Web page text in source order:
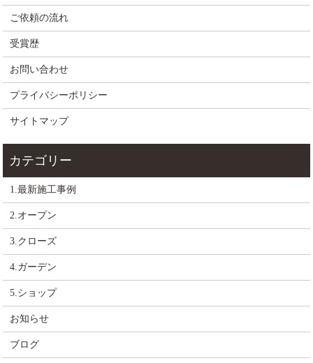
ご依頼の流れ
受賞歴
お問い合わせ
プライバシーポリシー
サイトマップ
1.最新施工事例
2.オープン
3.クローズ
4.ガーデン
5.ショップ
お知らせ
ブログ